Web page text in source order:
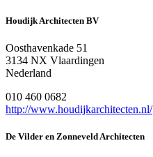
Houdijk Architecten BV
Oosthavenkade 51
3134 NX Vlaardingen
Nederland
010 460 0682
http://www.houdijkarchitecten.nl/
De Vilder en Zonneveld Architecten